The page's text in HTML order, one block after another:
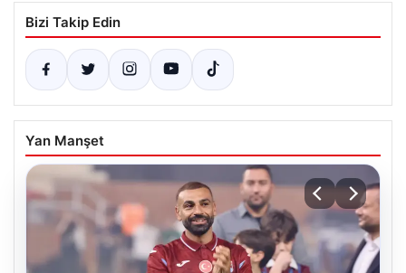
Bizi Takip Edin
Yan Manşet